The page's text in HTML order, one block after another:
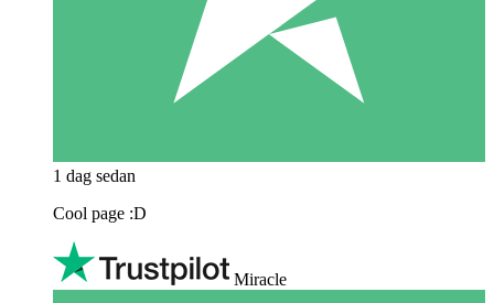
1 dag sedan
Cool page :D
Miracle